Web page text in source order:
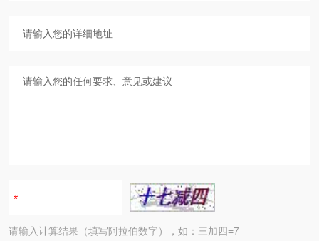
请输入计算结果（填写阿拉伯数字），如：三加四=7